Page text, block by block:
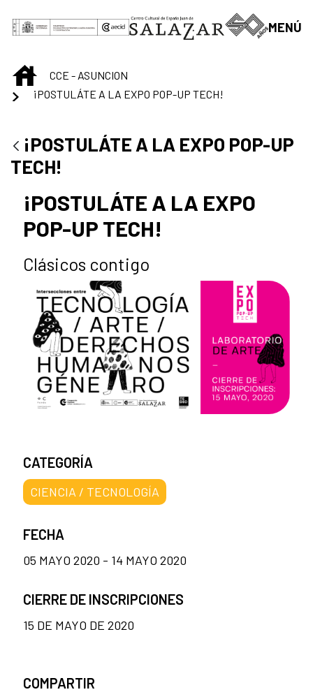
Saltar al contenido principal
MENÚ
INICIOCCE - ASUNCION
¡POSTULÁTE A LA EXPO POP-UP TECH!
¡POSTULÁTE A LA EXPO POP-UP
TECH!
¡POSTULÁTE A LA EXPO
POP-UP TECH!
Clásicos contigo
CATEGORÍA
CIENCIA / TECNOLOGÍA
FECHA
05 MAYO 2020 - 14 MAYO 2020
CIERRE DE INSCRIPCIONES
15 DE MAYO DE 2020
COMPARTIR